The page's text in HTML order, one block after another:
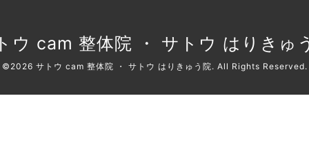
ウ cam 整体院 ・ サトウ はりきゅ
©2026 サトウ cam 整体院 ・ サトウ はりきゅう院. All Rights Reserved.